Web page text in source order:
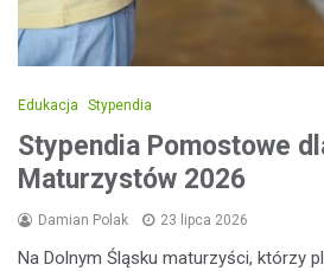
Edukacja Stypendia
Stypendia Pomostowe
Maturzystów 2026
Damian Polak 23 lipca 2026
Na Dolnym Śląsku maturzyści, którzy